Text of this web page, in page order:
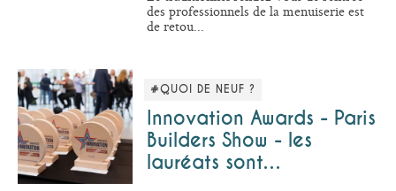
des professionnels de la menuiserie est
de retou...
#QUOI DE NEUF ?
Innovation Awards - Paris
Builders Show - les
lauréats sont…